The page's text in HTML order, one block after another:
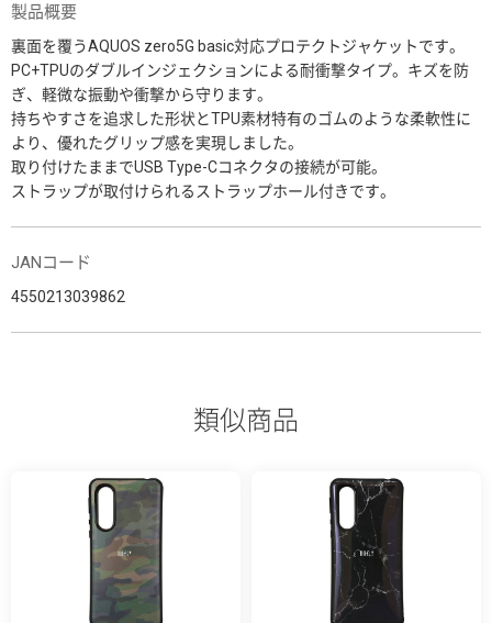
製品概要
裏面を覆うAQUOS zero5G basic対応プロテクトジャケットです。
PC+TPUのダブルインジェクションによる耐衝撃タイプ。キズを防
ぎ、軽微な振動や衝撃から守ります。
持ちやすさを追求した形状とTPU素材特有のゴムのような柔軟性に
より、優れたグリップ感を実現しました。
取り付けたままでUSB Type-Cコネクタの接続が可能。
ストラップが取付けられるストラップホール付きです。
JANコード
4550213039862
類似商品